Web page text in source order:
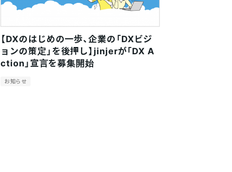
【DXのはじめの一歩、企業の「DXビジ
ョンの策定」を後押し】jinjerが「DX A
ction」宣言を募集開始
お知らせ